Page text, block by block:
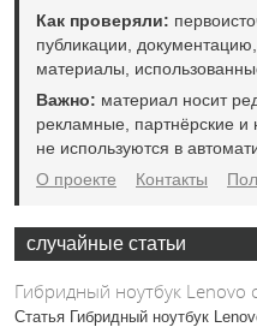
Как проверяли:
публикации,
материалы,
Важно: материал носит
рекламные, партнёрские и
не используются в
О проекте
Контакты
случайные статьи
Гибридный ноутбук
Статья Гибридный ноутбук